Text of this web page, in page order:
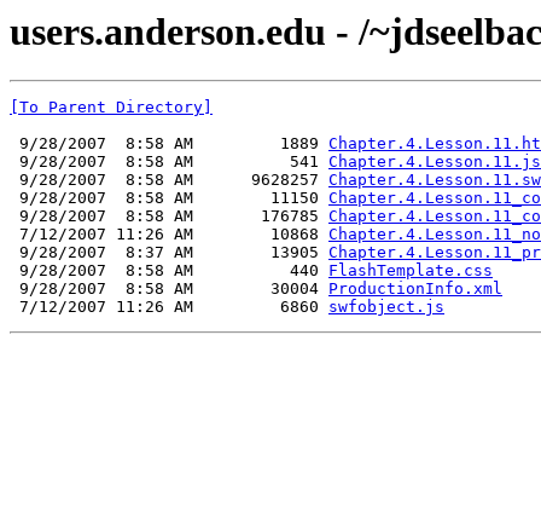
users.anderson.edu - /
[To Parent Directory]
9/28/2007  8:58 AM         1889
9/28/2007  8:58 AM          541 Chapter.4.Lesson.11.js
9/28/2007  8:58 AM      9628257
9/28/2007  8:58 AM        11150
9/28/2007  8:58 AM       176785
7/12/2007 11:26 AM        10868
9/28/2007  8:37 AM        13905
9/28/2007  8:58 AM          440 FlashTemplate.css
9/28/2007  8:58 AM        30004 ProductionInfo.xml
7/12/2007 11:26 AM         6860 swfobject.js